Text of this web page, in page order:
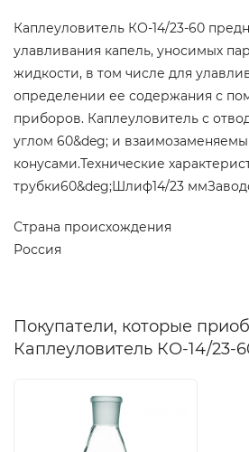
Каплеуловитель КО-14/23-60
улавливания капель, уносимых
жидкости, в том числе для
определении ее содержания с
приборов. Каплеуловитель с
углом 60&deg; и
конусами.Технические
трубки60&deg;Шлиф14/23
Страна происхождения
Россия
Покупатели, которые
Каплеуловитель КО-14/23-